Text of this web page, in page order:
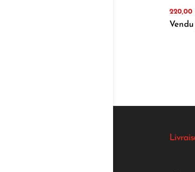
220,00